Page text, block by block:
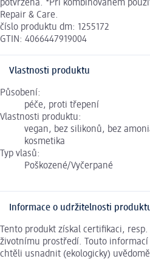
potvrzena. *Při kombinovaném
Repair & Care.
číslo produktu dm: 1255172
GTIN: 4066447919004
Vlastnosti produktu
Působení:
péče, proti třepení
Vlastnosti produktu:
vegan, bez silikonů, bez
kosmetika
Typ vlasů:
Poškozené/Vyčerpané
Informace o udržitelnosti
Tento produkt získal certifikaci,
životnímu prostředí. Touto
chtěli usnadnit (ekologicky)